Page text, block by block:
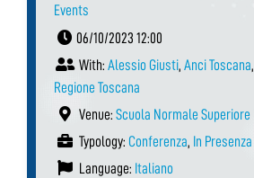
Events
06/10/2023 12:00
With: Alessio Giusti, Anci Toscana,
Regione Toscana
Venue: Scuola Normale Superiore
Typology: Conferenza, In Presenza
Language: Italiano